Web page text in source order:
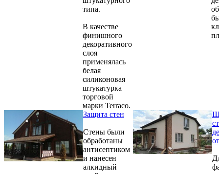
типа.
В качестве
финишного
декоративного
слоя
применялась
белая
силиконовая
штукатурка
торговой
марки Terraco.
Защита стен
Стены были
обработаны
антисептиком
и нанесен
алкидный